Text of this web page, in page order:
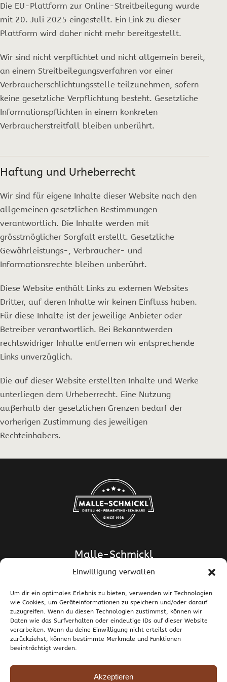
Einwilligung verwalten
Um dir ein optimales Erlebnis zu bieten, verwenden wir Technologien
wie Cookies, um Geräteinformationen zu speichern und/oder darauf
zuzugreifen. Wenn du diesen Technologien zustimmst, können wir
Daten wie das Surfverhalten oder eindeutige IDs auf dieser Website
verarbeiten. Wenn du deine Einwilligung nicht erteilst oder
zurückziehst, können bestimmte Merkmale und Funktionen
beeinträchtigt werden.
Akzeptieren
Die EU-Plattform zur Online-Streitbeilegung wurde
mit 20. Juli 2025 eingestellt. Ein Link zu dieser
Plattform wird daher nicht mehr bereitgestellt.
Wir sind nicht verpflichtet und nicht allgemein bereit,
an einem Streitbeilegungsverfahren vor einer
Verbraucherschlichtungsstelle teilzunehmen, sofern
keine gesetzliche Verpflichtung besteht. Gesetzliche
Informationspflichten in einem konkreten
Verbraucherstreitfall bleiben unberührt.
Haftung und Urheberrecht
Wir sind für eigene Inhalte dieser Website nach den
allgemeinen gesetzlichen Bestimmungen
verantwortlich. Die Inhalte werden mit
grösstmöglicher Sorgfalt erstellt. Gesetzliche
Gewährleistungs-, Verbraucher- und
Informationsrechte bleiben unberührt.
Diese Website enthält Links zu externen Websites
Dritter, auf deren Inhalte wir keinen Einfluss haben.
Für diese Inhalte ist der jeweilige Anbieter oder
Betreiber verantwortlich. Bei Bekanntwerden
rechtswidriger Inhalte entfernen wir entsprechende
Links unverzüglich.
Die auf dieser Website erstellten Inhalte und Werke
unterliegen dem Urheberrecht. Eine Nutzung
außerhalb der gesetzlichen Grenzen bedarf der
vorherigen Zustimmung des jeweiligen
Rechteinhabers.
Malle-Schmickl
Dipl.-Ing. Dr. Helge Schmickl
Dipl.-Ing. Dr. Bettina Malle-Schmickl
Ehrentalerstrasse 39
9020 Klagenfurt am Wörthersee / Österreich
T +43 463 437786
Esupport@malle-schmickl.net
Kontakt / Impressum
Widerruf und Rücksendungen
Versand und Zahlung
Allgemeine Geschäftsbedingungen